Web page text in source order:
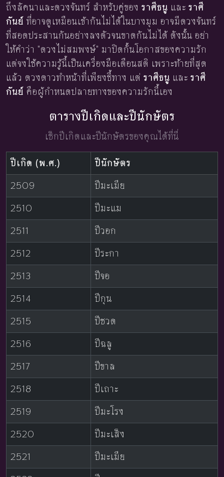
ถึงลัคนาและดวงจันทร์ สำหรับคู่ของ ราศีธนู และ ราศี
กันย์ ที่อาจดูเหมือนเข้ากันไม่ได้ในบางมุม อาจมีดวงจันทร์
ที่สอดประสานกันอย่างลงตัวจนขาดกันไม่ได้ ดังนั้น อย่า
ให้คำว่า "ดวงไม่สมพงษ์" มาปิดกั้นโอกาสของความรัก
แต่จงใช้ความรู้นี้เป็นเครื่องมือเตือนสติ เพราะท้ายที่สุด
แล้ว ดวงดาวทำหน้าที่เพียงชี้ทาง แต่ ราศีธนู และ ราศี
กันย์ คือผู้กำหนดปลายทางของความรักนี้เอง
ตารางปีเกิดและปีนักษัตร
เช็กปีเกิดและปีนักษัตรของคุณได้ที่นี่
ปีเกิด (พ.ศ.)
ปีนักษัตร
2509
ปีมะเมีย
2510
ปีมะแม
2511
ปีวอก
2512
ปีระกา
2513
ปีจอ
2514
ปีกุน
2515
ปีชวด
2516
ปีฉลู
2517
ปีขาล
2518
ปีเถาะ
2519
ปีมะโรง
2520
ปีมะเส็ง
2521
ปีมะเมีย